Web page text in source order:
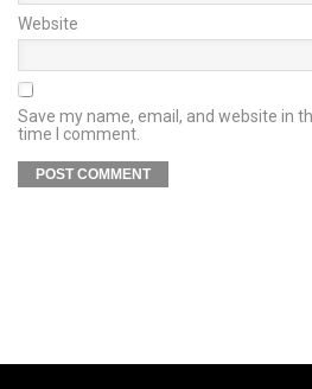
Website
Save my name, email, and website in
time I comment.